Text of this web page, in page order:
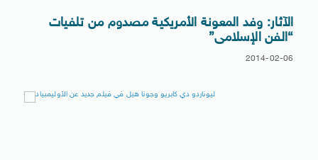
الآثار: وفد المعونة الأمريكية مصدوم من تلفيات
“الفن الإسلامى”
2014-02-06